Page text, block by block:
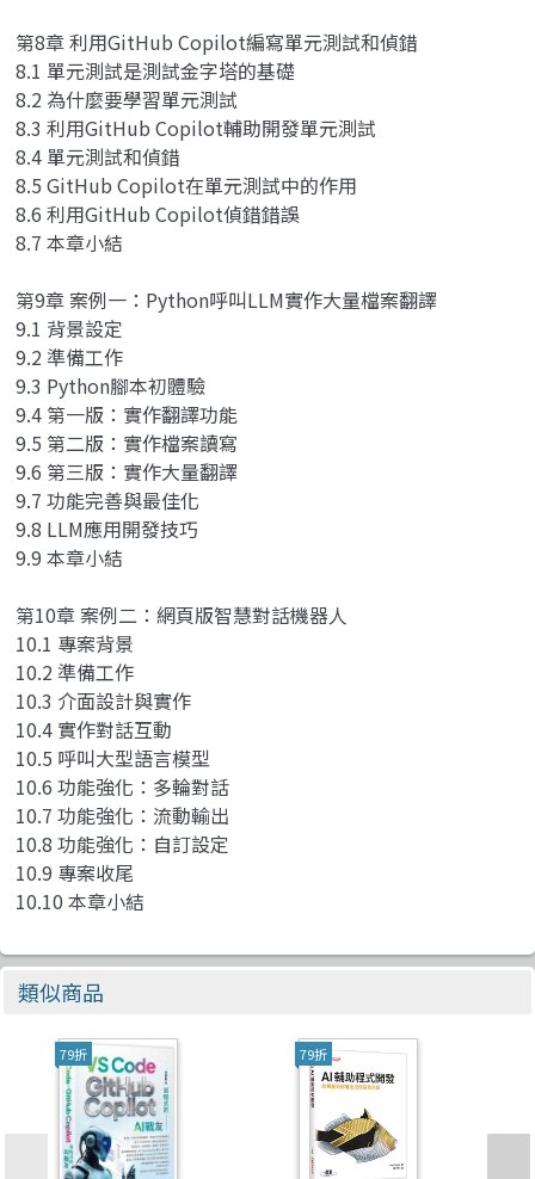
第8章 利用GitHub Copilot編寫單元測試和偵錯
8.1 單元測試是測試金字塔的基礎
8.2 為什麼要學習單元測試
8.3 利用GitHub Copilot輔助開發單元測試
8.4 單元測試和偵錯
8.5 GitHub Copilot在單元測試中的作用
8.6 利用GitHub Copilot偵錯錯誤
8.7 本章小結
第9章 案例一：Python呼叫LLM實作大量檔案翻譯
9.1 背景設定
9.2 準備工作
9.3 Python腳本初體驗
9.4 第一版：實作翻譯功能
9.5 第二版：實作檔案讀寫
9.6 第三版：實作大量翻譯
9.7 功能完善與最佳化
9.8 LLM應用開發技巧
9.9 本章小結
第10章 案例二：網頁版智慧對話機器人
10.1 專案背景
10.2 準備工作
10.3 介面設計與實作
10.4 實作對話互動
10.5 呼叫大型語言模型
10.6 功能強化：多輪對話
10.7 功能強化：流動輸出
10.8 功能強化：自訂設定
10.9 專案收尾
10.10 本章小結
類似商品
79折 79折